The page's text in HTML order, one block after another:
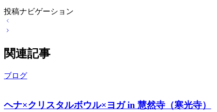
投稿ナビゲーション
関連記事
ブログ
ヘナ×クリスタルボウル×ヨガ in 慧然寺（寒光寺）